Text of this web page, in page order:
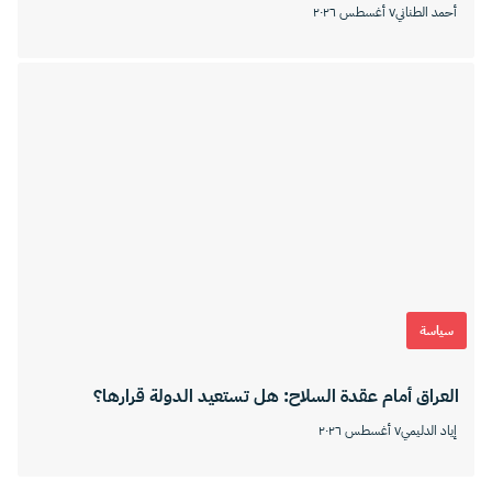
أحمد الطناني٧ أغسطس ٢٠٢٦
سياسة
العراق أمام عقدة السلاح: هل تستعيد الدولة قرارها؟
إياد الدليمي٧ أغسطس ٢٠٢٦